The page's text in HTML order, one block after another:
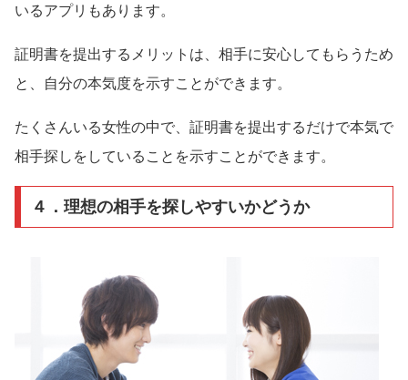
いるアプリもあります。
証明書を提出するメリットは、相手に安心してもらうため
と、自分の本気度を示すことができます。
たくさんいる女性の中で、証明書を提出するだけで本気で
相手探しをしていることを示すことができます。
４．理想の相手を探しやすいかどうか